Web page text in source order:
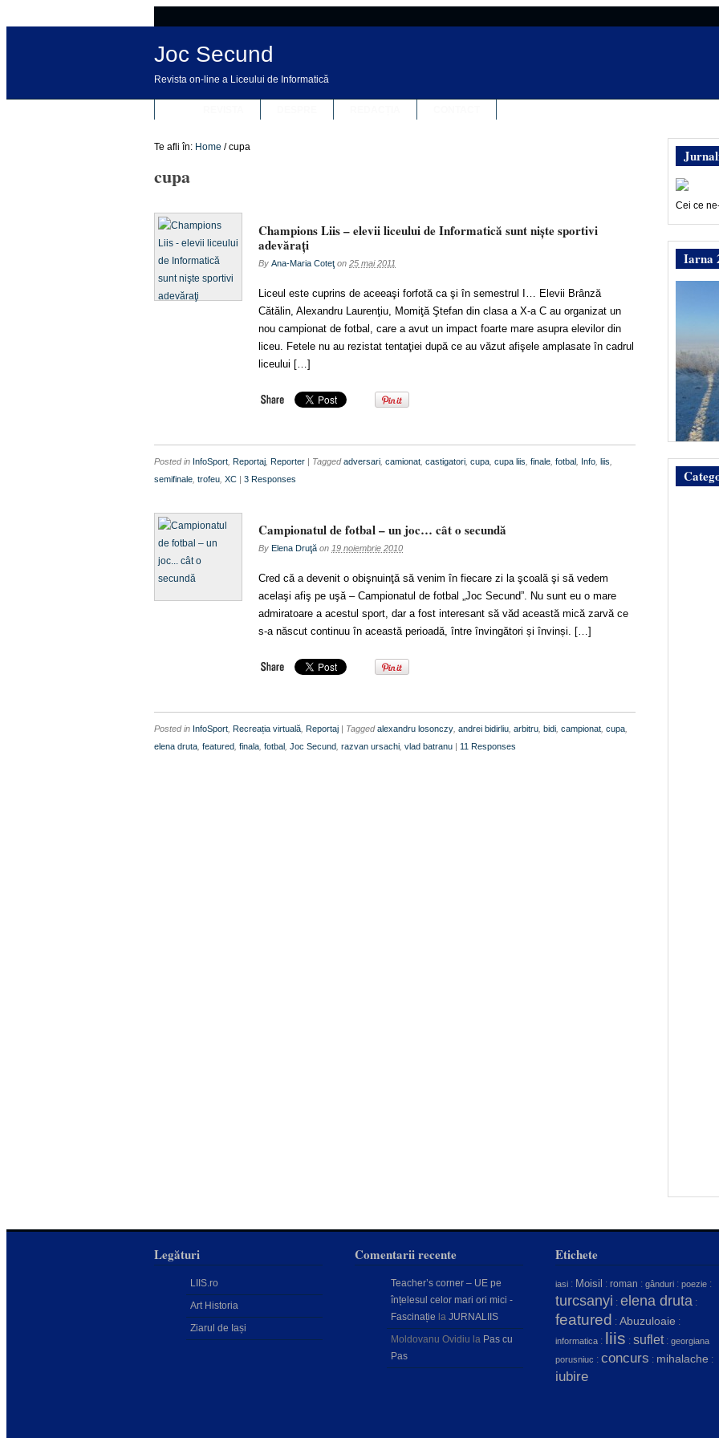
Joc Secund
Revista on-line a Liceului de Informatică
Te afli în: Home / cupa
cupa
Champions Liis – elevii liceului de Informatică sunt nişte sportivi
adevăraţi
By Ana-Maria Coteţ on 25 mai 2011
Liceul este cuprins de aceeaşi forfotă ca şi în semestrul I… Elevii Brânză
Cătălin, Alexandru Laurenţiu, Momiţă Ştefan din clasa a X-a C au organizat un
nou campionat de fotbal, care a avut un impact foarte mare asupra elevilor din
liceu. Fetele nu au rezistat tentaţiei după ce au văzut afişele amplasate în cadrul
liceului […]
Posted in InfoSport Reportaj Reporter | Taggedadversari camionat castigatori cupa cupa liis finale fotbal Info liis
semifinale trofeu XC | 3 Responses
Campionatul de fotbal – un joc… cât o secundă
By Elena Druţă on 19 noiembrie 2010
Cred că a devenit o obişnuinţă să venim în fiecare zi la şcoală şi să vedem
acelaşi afiş pe uşă – Campionatul de fotbal „Joc Secund”. Nu sunt eu o mare
admiratoare a acestul sport, dar a fost interesant să văd această mică zarvă ce
s-a născut continuu în această perioadă, între învingători și învinși. […]
Posted in InfoSport Recreația virtuală Reportaj | Taggedalexandru losonczy andrei bidirliu arbitru bidi campionat cupa
elena druta featured finala fotbal Joc Secund razvan ursachi vlad batranu | 11 Responses
Cei ce
Iarna
Legături
LIIS.ro
Art Historia
Ziarul de Iași
Comentarii recente
Teacher’s corner – UE pe
înțelesul celor mari ori mici -
Fascinație la JURNALIIS
Moldovanu Ovidiu la Pas cu
Pas
Etichete
iasi : Moisil : roman : gânduri : poezie :
turcsanyi : elena druta :
featured : Abuzuloaie :
informatica : liis : suflet: georgiana
porusniuc : concurs : mihalache :
iubire